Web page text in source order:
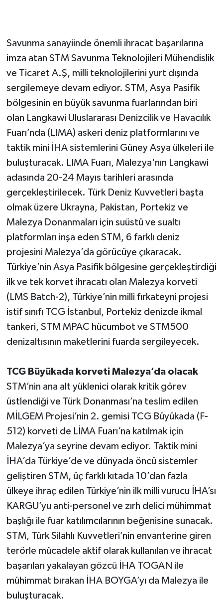
Savunma sanayiinde önemli ihracat başarılarına
imza atan STM Savunma Teknolojileri Mühendislik
ve Ticaret A.Ş, milli teknolojilerini yurt dışında
sergilemeye devam ediyor. STM, Asya Pasifik
bölgesinin en büyük savunma fuarlarından biri
olan Langkawi Uluslararası Denizcilik ve Havacılık
Fuarı’nda (LIMA) askeri deniz platformlarını ve
taktik mini İHA sistemlerini Güney Asya ülkeleri ile
buluşturacak. LIMA Fuarı, Malezya'nın Langkawi
adasında 20-24 Mayıs tarihleri arasında
gerçekleştirilecek. Türk Deniz Kuvvetleri başta
olmak üzere Ukrayna, Pakistan, Portekiz ve
Malezya Donanmaları için suüstü ve sualtı
platformları inşa eden STM, 6 farklı deniz
projesini Malezya’da görücüye çıkaracak.
Türkiye’nin Asya Pasifik bölgesine gerçekleştirdiği
ilk ve tek korvet ihracatı olan Malezya korveti
(LMS Batch-2), Türkiye’nin milli fırkateyni projesi
istif sınıfı TCG İstanbul, Portekiz denizde ikmal
tankeri, STM MPAC hücumbot ve STM500
denizaltısının maketlerini fuarda sergileyecek.
TCG Büyükada korveti Malezya’da olacak
STM’nin ana alt yüklenici olarak kritik görev
üstlendiği ve Türk Donanması’na teslim edilen
MİLGEM Projesi’nin 2. gemisi TCG Büyükada (F-
512) korveti de LİMA Fuarı’na katılmak için
Malezya’ya seyrine devam ediyor. Taktik mini
İHA’da Türkiye’de ve dünyada öncü sistemler
geliştiren STM, üç farklı kıtada 10’dan fazla
ülkeye ihraç edilen Türkiye’nin ilk milli vurucu İHA’sı
KARGU’yu anti-personel ve zırh delici mühimmat
başlığı ile fuar katılımcılarının beğenisine sunacak.
STM, Türk Silahlı Kuvvetleri’nin envanterine giren
terörle mücadele aktif olarak kullanılan ve ihracat
başarıları yakalayan gözcü İHA TOGAN ile
mühimmat bırakan İHA BOYGA’yı da Malezya ile
buluşturacak.